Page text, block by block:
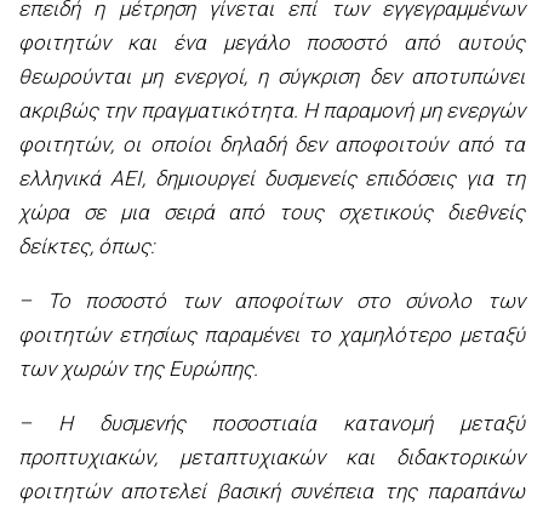
επειδή η μέτρηση γίνεται επί των εγγεγραμμένων
φοιτητών και ένα μεγάλο ποσοστό από αυτούς
θεωρούνται μη ενεργοί, η σύγκριση δεν αποτυπώνει
ακριβώς την πραγματικότητα. Η παραμονή μη ενεργών
φοιτητών, οι οποίοι δηλαδή δεν αποφοιτούν από τα
ελληνικά ΑΕΙ, δημιουργεί δυσμενείς επιδόσεις για τη
χώρα σε μια σειρά από τους σχετικούς διεθνείς
δείκτες, όπως:
– Το ποσοστό των αποφοίτων στο σύνολο των
φοιτητών ετησίως παραμένει το χαμηλότερο μεταξύ
των χωρών της Ευρώπης.
– Η δυσμενής ποσοστιαία κατανομή μεταξύ
προπτυχιακών, μεταπτυχιακών και διδακτορικών
φοιτητών αποτελεί βασική συνέπεια της παραπάνω